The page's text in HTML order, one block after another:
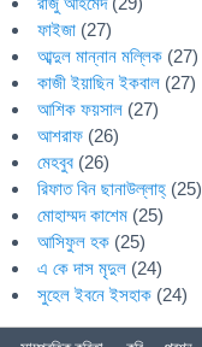
ফাইজা (27)
আব্দুল মান্নান মল্লিক (27)
কাজী ইয়াছিন ইকবাল (27)
আশিক ফয়সাল (27)
আশরাফ (26)
মেহবুব (26)
রিফাত বিন ছানাউল্লাহ্ (25)
মোহাম্মদ কাশেম (25)
আসিফুল হক (25)
এ কে দাস মৃদুল (24)
সুহেল ইবনে ইসহাক (24)